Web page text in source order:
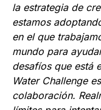
la estrategia de
estamos
en el que
mundo para
desafíos que está
Water Challenge
colaboración.